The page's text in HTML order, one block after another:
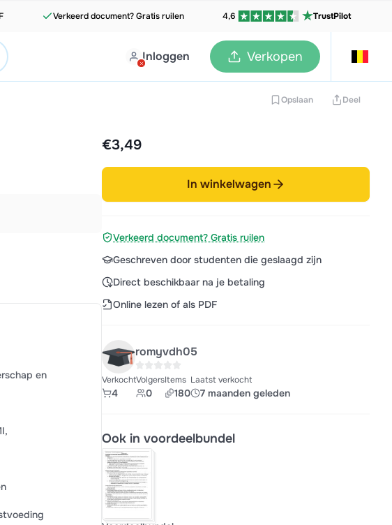
Verkeerd document? Gratis ruilen 4,6 TrustPilot
Inloggen Verkopen
Opslaan Deel
en
€3,49
In winkelwagen
Verkeerd document? Gratis ruilen
Geschreven door studenten die geslaagd zijn
Direct beschikbaar na je betaling
Online lezen of als PDF
romyvdh05
Verkocht
4
Volgers
0
Items
180
Laatst verkocht
7 maanden geleden
Ook in voordeelbundel